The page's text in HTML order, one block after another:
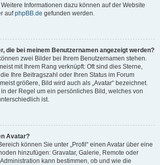
Informationen dazu können auf der Website
aufphpBB.de gefunden werden.
die bei meinem Benutzernamen angezeigt werden?
zwei Bilder bei Ihrem Benutzernamen stehen.
mit Ihrem Rang verknüpft: Oft sind dies Sterne,
Ihre Beitragszahl oder Ihren Status im Forum
größere, Bild wird auch als „Avatar“ bezeichnet.
der Regel um ein persönliches Bild, welches von
ist.
Avatar?
können Sie unter „Profil“ einen Avatar über eine
hinzufügen: Gravatar, Galerie, Remote oder
kann bestimmen, ob und wie die